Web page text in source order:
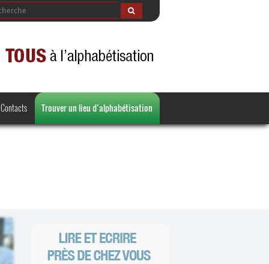
Contacts Trouver un lieu d’alphabétisation